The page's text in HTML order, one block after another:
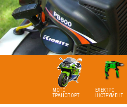
МОТО
ТРАНСПОРТ
ЕЛЕКТРО
ІНСТРУМЕНТ